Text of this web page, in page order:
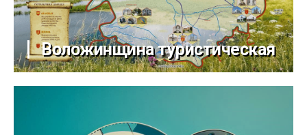
Воложинщина туристическая